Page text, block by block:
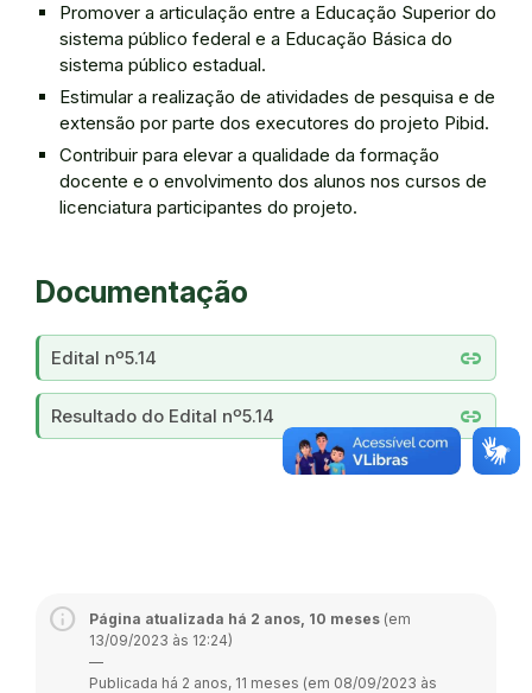
Promover a articulação entre a Educação Superior do
sistema público federal e a Educação Básica do
sistema público estadual.
Estimular a realização de atividades de pesquisa e de
extensão por parte dos executores do projeto Pibid.
Contribuir para elevar a qualidade da formação
docente e o envolvimento dos alunos nos cursos de
licenciatura participantes do projeto.
Documentação
link
Edital nº5.14
link
Resultado do Edital nº5.14
Página atualizada há 2 anos, 10 meses (em
13/09/2023 às 12:24)
—
Publicada há 2 anos, 11 meses (em 08/09/2023 às